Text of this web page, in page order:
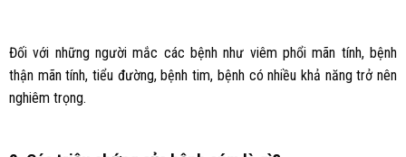
Đối với những người mắc các bệnh như viêm phổi mãn tính, bệnh
thận mãn tính, tiểu đường, bệnh tim, bệnh có nhiều khả năng trở nên
nghiêm trọng.